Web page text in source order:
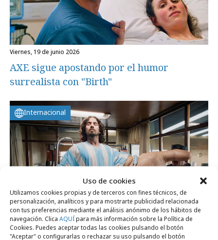
Uso de cookies
Utilizamos cookies propias y de terceros con fines técnicos, de
personalización, analíticos y para mostrarte publicidad relacionada
con tus preferencias mediante el análisis anónimo de los hábitos de
navegación. Clica AQUÍpara más información sobre la Política de
Cookies. Puedes aceptar todas las cookies pulsando el botón
"Aceptar" o configurarlas o rechazar su uso pulsando el botón
viernes, 19 de junio 2026
AXE sigue apostando por el humor
surrealista con "Birth"
Internacional
viernes, 12 de junio 2026